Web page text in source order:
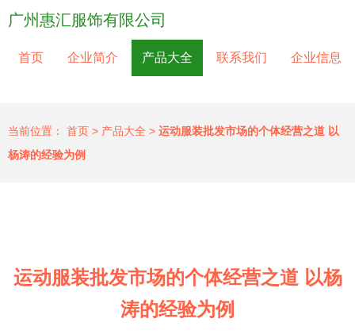
广州惠汇服饰有限公司
首页 企业简介 产品大全 联系我们 企业信息
当前位置： 首页 > 产品大全 > 运动服装批发市场的个体经营之道 以
杨涛的经验为例
运动服装批发市场的个体经营之道 以杨
涛的经验为例